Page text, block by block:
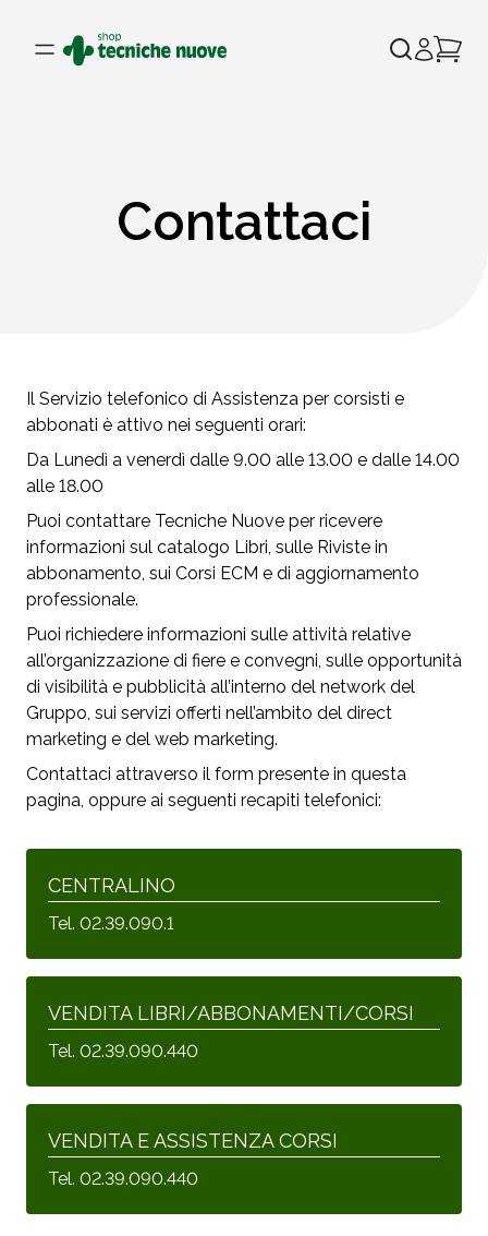
Contattaci
Il Servizio telefonico di Assistenza per corsisti e
abbonati è attivo nei seguenti orari:
Da Lunedì a venerdì dalle 9.00 alle 13.00 e dalle 14.00
alle 18.00
Puoi contattare Tecniche Nuove per ricevere
informazioni sul catalogo Libri, sulle Riviste in
abbonamento, sui Corsi ECM e di aggiornamento
professionale.
Puoi richiedere informazioni sulle attività relative
all’organizzazione di fiere e convegni, sulle opportunità
di visibilità e pubblicità all’interno del network del
Gruppo, sui servizi offerti nell’ambito del direct
marketing e del web marketing.
Contattaci attraverso il form presente in questa
pagina, oppure ai seguenti recapiti telefonici:
CENTRALINO
Tel. 02.39.090.1
VENDITA LIBRI/ABBONAMENTI/CORSI
Tel. 02.39.090.440
VENDITA E ASSISTENZA CORSI
Tel. 02.39.090.440